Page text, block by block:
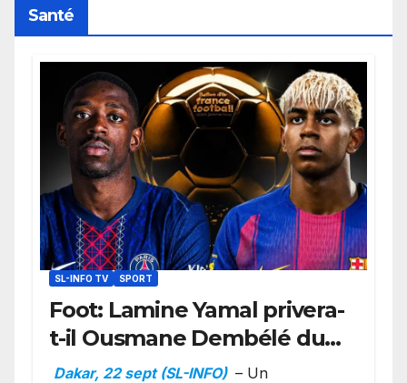
Santé
SL-INFO TV SPORT
Foot: Lamine Yamal privera-
t-il Ousmane Dembélé du
Ballon d’or ?
Dakar, 22 sept (SL-INFO) – Un